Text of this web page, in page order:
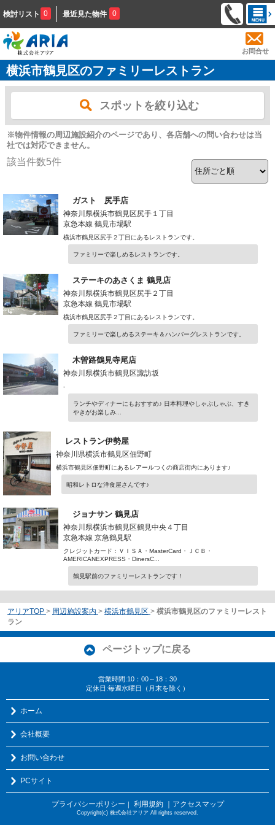
検討リスト 0 最近見た物件 0
お問合せ
横浜市鶴見区のファミリーレストラン
スポットを絞り込む
※物件情報の周辺施設紹介のページであり、各店舗への問い合わせは当
社では対応できません。
該当件数5件
ガスト 尻手店
神奈川県横浜市鶴見区尻手１丁目
京急本線 鶴見市場駅
横浜市鶴見区尻手２丁目にあるレストランです。
ファミリーで楽しめるレストランです。
ステーキのあさくま 鶴見店
神奈川県横浜市鶴見区尻手２丁目
京急本線 鶴見市場駅
横浜市鶴見区尻手２丁目にあるレストランです。
ファミリーで楽しめるステーキ＆ハンバーグレストランです。
木曽路鶴見寺尾店
神奈川県横浜市鶴見区諏訪坂
-
ランチやディナーにもおすすめ♪ 日本料理やしゃぶしゃぶ、すき
やきがお楽しみ...
レストラン伊勢屋
神奈川県横浜市鶴見区佃野町
横浜市鶴見区佃野町にあるレアールつくの商店街内にあります♪
昭和レトロな洋食屋さんです♪
ジョナサン 鶴見店
神奈川県横浜市鶴見区鶴見中央４丁目
京急本線 京急鶴見駅
クレジットカード：ＶＩＳＡ・MasterCard・ＪＣＢ・
AMERICANEXPRESS・DinersC...
鶴見駅前のファミリーレストランです！
アリアTOP > 周辺施設案内 > 横浜市鶴見区 > 横浜市鶴見区のファミリーレスト
ラン
ページトップに戻る
営業時間:10：00～18：30
定休日:毎週水曜日（月末を除く）
ホーム
会社概要
お問い合わせ
PCサイト
プライバシーポリシー ｜ 利用規約 ｜アクセスマップ
Copyright(c) 株式会社アリア All rights reserved.